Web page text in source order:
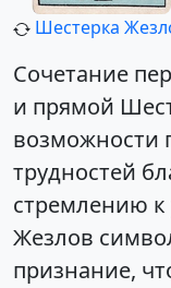
Шестерка
Сочетание
и прямой
возможности
трудностей
стремлению к
Жезлов
признание,